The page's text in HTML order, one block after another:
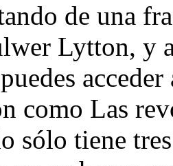
de una
Lytton, y
como Las
sólo tiene